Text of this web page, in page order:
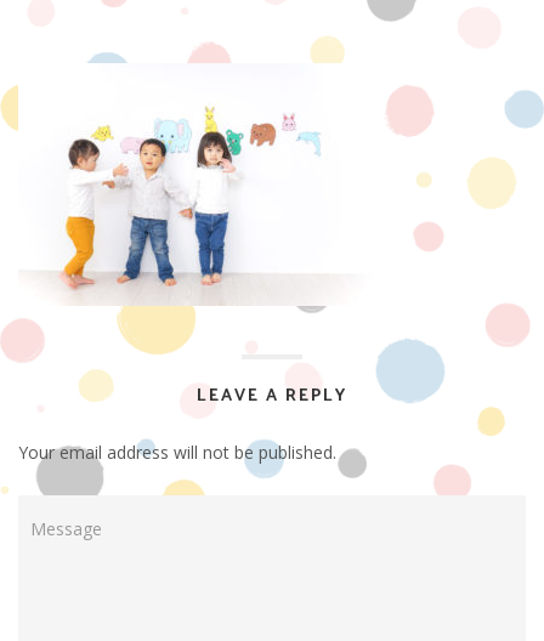
LEAVE A REPLY
Your email address will not be published.